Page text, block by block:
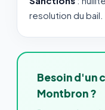
resolution du bail.
Besoin d'un
Montbron ?